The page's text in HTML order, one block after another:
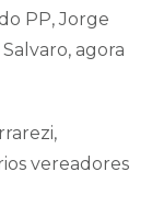
PP, Jorge
agora
vereadores